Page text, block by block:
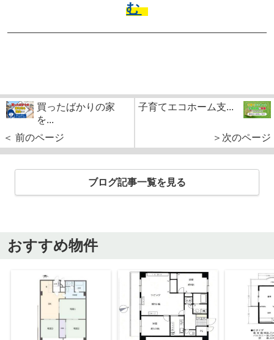
む
買ったばかりの家
を...
＜ 前のページ
子育てエコホーム支...
＞次のページ
ブログ記事一覧を見る
おすすめ物件